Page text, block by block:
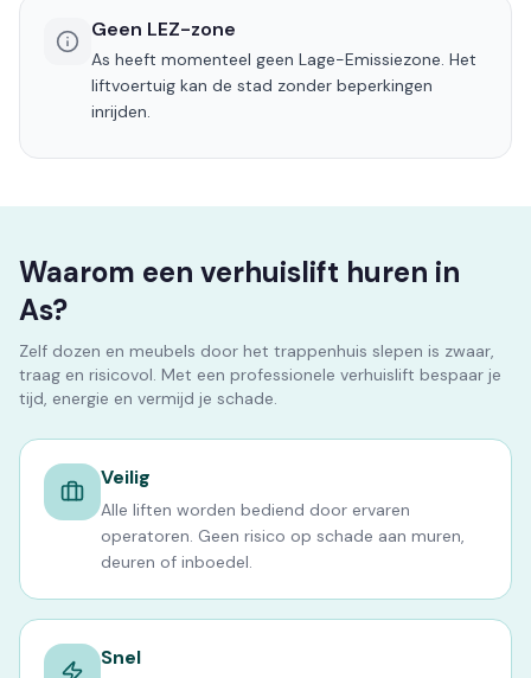
Geen LEZ-zone
As heeft momenteel geen Lage-Emissiezone. Het
liftvoertuig kan de stad zonder beperkingen
inrijden.
Waarom een verhuislift huren in
As?
Zelf dozen en meubels door het trappenhuis slepen is zwaar,
traag en risicovol. Met een professionele verhuislift bespaar je
tijd, energie en vermijd je schade.
Veilig
Alle liften worden bediend door ervaren
operatoren. Geen risico op schade aan muren,
deuren of inboedel.
Snel